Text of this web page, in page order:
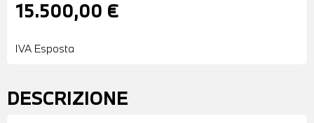
15.500,00 €
IVA Esposta
DESCRIZIONE